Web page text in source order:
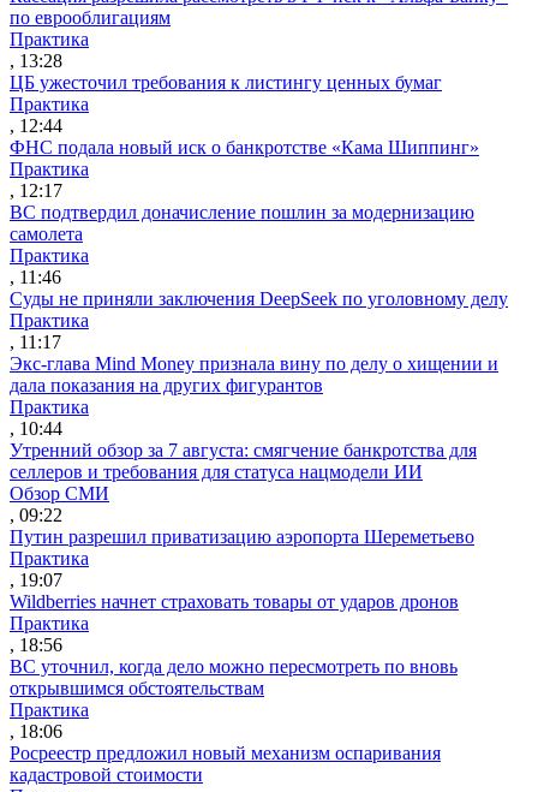
по еврооблигациям
Практика
, 13:28
ЦБ ужесточил требования к листингу ценных бумаг
Практика
, 12:44
ФНС подала новый иск о банкротстве «Кама Шиппинг»
Практика
, 12:17
ВС подтвердил доначисление пошлин за модернизацию
самолета
Практика
, 11:46
Суды не приняли заключения DeepSeek по уголовному делу
Практика
, 11:17
Экс-глава Mind Money признала вину по делу о хищении и
дала показания на других фигурантов
Практика
, 10:44
Утренний обзор за 7 августа: смягчение банкротства для
селлеров и требования для статуса нацмодели ИИ
Обзор СМИ
, 09:22
Путин разрешил приватизацию аэропорта Шереметьево
Практика
, 19:07
Wildberries начнет страховать товары от ударов дронов
Практика
, 18:56
ВС уточнил, когда дело можно пересмотреть по вновь
открывшимся обстоятельствам
Практика
, 18:06
Росреестр предложил новый механизм оспаривания
кадастровой стоимости